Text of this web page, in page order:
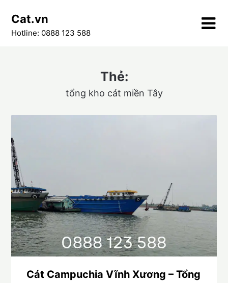
content
Cat.vn
Hotline: 0888 123 588
Thẻ:
tổng kho cát miền Tây
Cát Campuchia Vĩnh Xương – Tổng